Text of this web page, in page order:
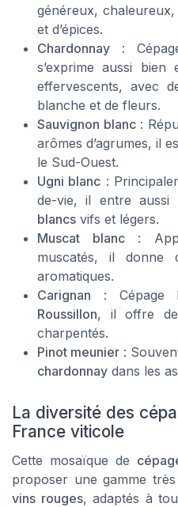
généreux,
et d’épices.
Chardonnay :
s’exprime aussi
effervescents, avec
blanche et de fleurs.
Sauvignon blanc:
arômes d’agrumes, il
le Sud-Ouest.
Ugni blanc :
de-vie, il entre aussi
blancs vifs et légers.
Muscat blanc:
muscatés, il donne
aromatiques.
Carignan : Cépage
Roussillon, il offre
charpentés.
Pinot meunier :
chardonnay dans les
La diversité des
France viticole
Cette mosaïque de
proposer une gamme
vins rouges, adaptés à